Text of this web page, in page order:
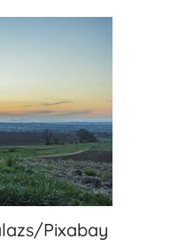
Pixabay